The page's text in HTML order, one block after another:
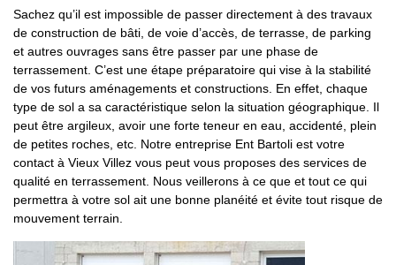
Sachez qu’il est impossible de passer directement à des travaux
de construction de bâti, de voie d’accès, de terrasse, de parking
et autres ouvrages sans être passer par une phase de
terrassement. C’est une étape préparatoire qui vise à la stabilité
de vos futurs aménagements et constructions. En effet, chaque
type de sol a sa caractéristique selon la situation géographique. Il
peut être argileux, avoir une forte teneur en eau, accidenté, plein
de petites roches, etc. Notre entreprise Ent Bartoli est votre
contact à Vieux Villez vous peut vous proposes des services de
qualité en terrassement. Nous veillerons à ce que et tout ce qui
permettra à votre sol ait une bonne planéité et évite tout risque de
mouvement terrain.